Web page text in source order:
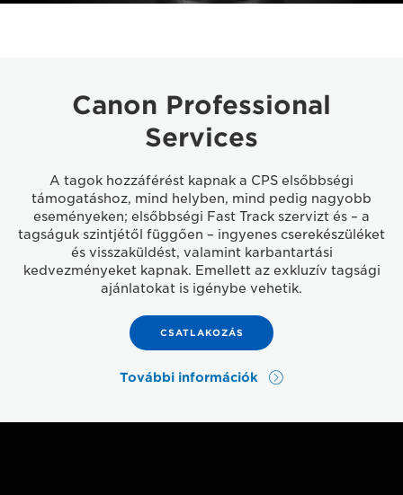
Canon Professional
Services
A tagok hozzáférést kapnak a CPS elsőbbségi
támogatáshoz, mind helyben, mind pedig nagyobb
eseményeken; elsőbbségi Fast Track szervizt és – a
tagságuk szintjétől függően – ingyenes cserekészüléket
és visszaküldést, valamint karbantartási
kedvezményeket kapnak. Emellett az exkluzív tagsági
ajánlatokat is igénybe vehetik.
CSATLAKOZÁS
További információk